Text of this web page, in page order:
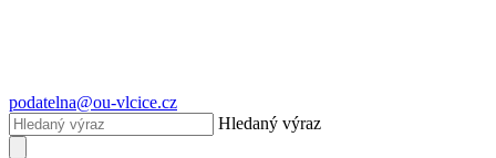
podatelna@ou-vlcice.cz
Hledaný výraz